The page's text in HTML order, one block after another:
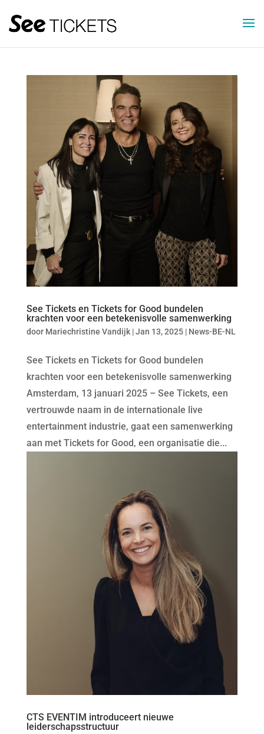
See Tickets en Tickets for Good bundelen
krachten voor een betekenisvolle samenwerking
door Mariechristine Vandijk|Jan 13, 2025| News-BE-NL
See Tickets en Tickets for Good bundelen
krachten voor een betekenisvolle samenwerking
Amsterdam, 13 januari 2025 – See Tickets, een
vertrouwde naam in de internationale live
entertainment industrie, gaat een samenwerking
aan met Tickets for Good, een organisatie die...
CTS EVENTIM introduceert nieuwe
leiderschapsstructuur